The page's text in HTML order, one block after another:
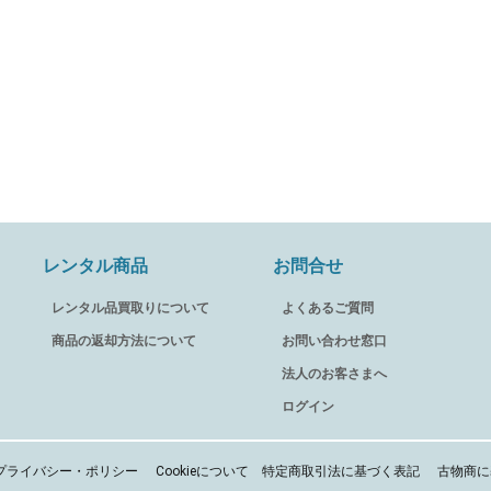
レンタル商品
レンタル品買取りについて
商品の返却方法について
お問合せ
よくあるご質問
お問い合わせ窓口
法人のお客さまへ
ログイン
ライバシー・ポリシー Cookieについて 特定商取引法に基づく表記 古物商